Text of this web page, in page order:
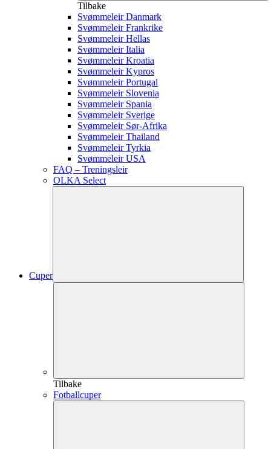
Tilbake
Svømmeleir Danmark
Svømmeleir Frankrike
Svømmeleir Hellas
Svømmeleir Italia
Svømmeleir Kroatia
Svømmeleir Kypros
Svømmeleir Portugal
Svømmeleir Slovenia
Svømmeleir Spania
Svømmeleir Sverige
Svømmeleir Sør-Afrika
Svømmeleir Thailand
Svømmeleir Tyrkia
Svømmeleir USA
FAQ – Treningsleir
OLKA Select
Cuper
Tilbake
Fotballcuper